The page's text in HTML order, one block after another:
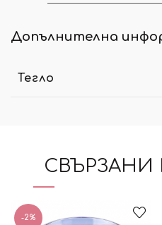
Допълнителна
Тегло
СВЪРЗАНИ
-2%